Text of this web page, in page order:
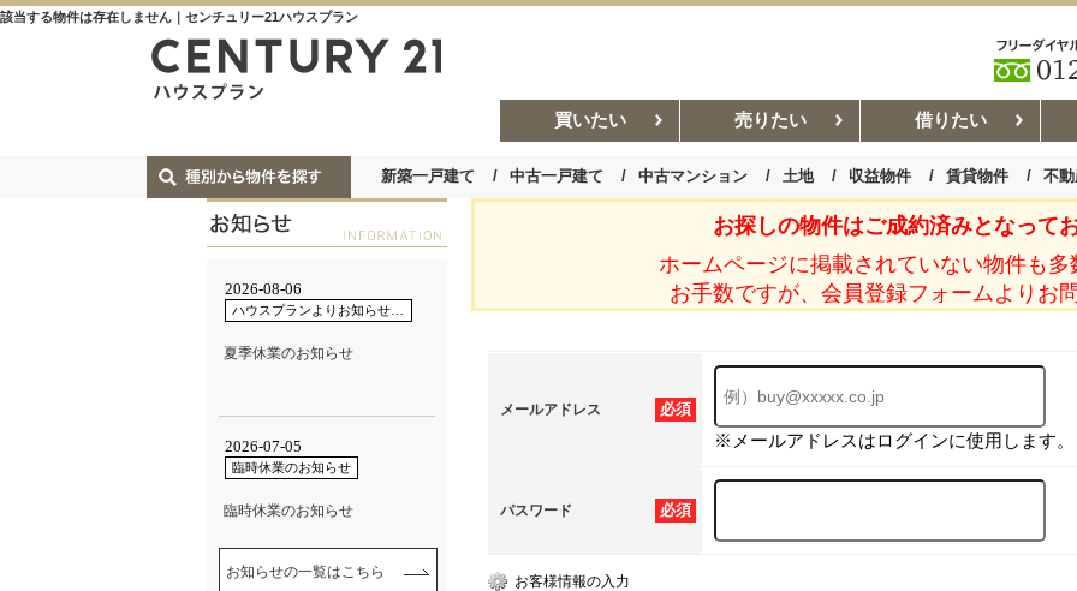
該当する物件は存在しません｜センチュリー21ハウスプラン
買いたい 売りたい 借りたい
新築一戸建て 中古一戸建て 中古マンション 土地 収益物件 賃貸物件 不
お部屋探しコラム 賃貸管理コ
お探しの物件はご成約済みとなってお
ホームページに掲載されていない物件も多
お手数ですが、会員登録フォームよりお
必須
メールアドレス
※メールアドレスはログインに使用します。
必須
パスワード
お客様情報の入力
お知らせの一覧はこちら